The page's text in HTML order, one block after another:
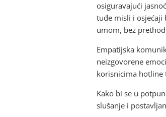
osiguravajući
tuđe misli i osjećaji
umom, bez
Empatijska
neizgovorene
korisnicima hotline
Kako bi se u
slušanje i